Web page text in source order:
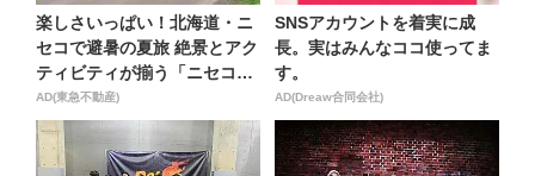
楽しさいっぱい！北海道・ニ
セコで避暑の夏旅 絶景とアク
ティビティが揃う「ニセコ
東...
AD(東急不動産)
SNSアカウントを着実に成
長。実はみんなココ使ってま
す。
AD(Dreaw合同会社)